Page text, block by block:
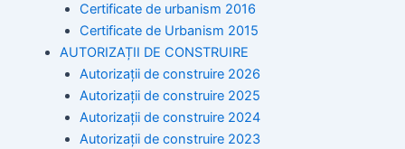
Certificate de urbanism 2016
Certificate de Urbanism 2015
AUTORIZAȚII DE CONSTRUIRE
Autorizații de construire 2026
Autorizații de construire 2025
Autorizații de construire 2024
Autorizații de construire 2023